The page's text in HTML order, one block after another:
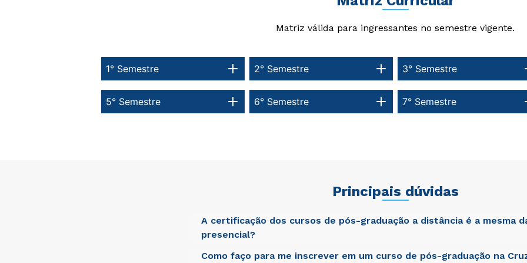
Matriz válida para ingressantes no semestre vigente.
1° Semestre
7° Semestre
6° Semestre
5° Semestre
3° Semestre
2° Semestre
Principais dúvidas
A certificação dos cursos de pós-graduação a distância é a mesma
presencial?
Sed ut perspiciatis unde omnis iste natus error sit voluptatem accusantium
Como faço para me inscrever em um curso de pós-graduação na